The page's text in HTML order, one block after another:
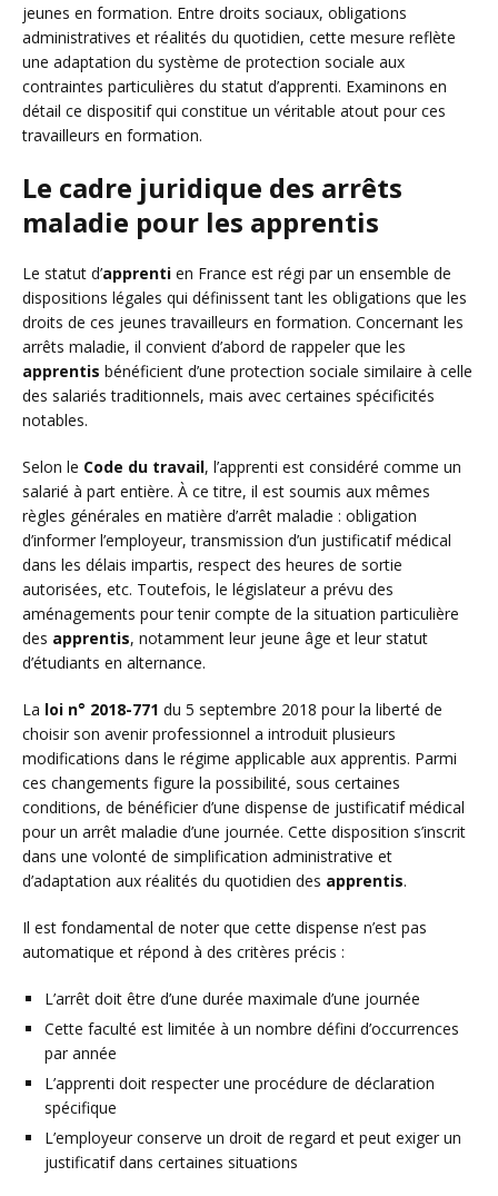
jeunes en formation. Entre droits sociaux, obligations
administratives et réalités du quotidien, cette mesure reflète
une adaptation du système de protection sociale aux
contraintes particulières du statut d’apprenti. Examinons en
détail ce dispositif qui constitue un véritable atout pour ces
travailleurs en formation.
Le cadre juridique des arrêts
maladie pour les apprentis
Le statut d’apprenti en France est régi par un ensemble de
dispositions légales qui définissent tant les obligations que les
droits de ces jeunes travailleurs en formation. Concernant les
arrêts maladie, il convient d’abord de rappeler que les
apprentis bénéficient d’une protection sociale similaire à celle
des salariés traditionnels, mais avec certaines spécificités
notables.
Selon le Code du travail, l’apprenti est considéré comme un
salarié à part entière. À ce titre, il est soumis aux mêmes
règles générales en matière d’arrêt maladie : obligation
d’informer l’employeur, transmission d’un justificatif médical
dans les délais impartis, respect des heures de sortie
autorisées, etc. Toutefois, le législateur a prévu des
aménagements pour tenir compte de la situation particulière
des apprentis, notamment leur jeune âge et leur statut
d’étudiants en alternance.
La loi n° 2018-771 du 5 septembre 2018 pour la liberté de
choisir son avenir professionnel a introduit plusieurs
modifications dans le régime applicable aux apprentis. Parmi
ces changements figure la possibilité, sous certaines
conditions, de bénéficier d’une dispense de justificatif médical
pour un arrêt maladie d’une journée. Cette disposition s’inscrit
dans une volonté de simplification administrative et
d’adaptation aux réalités du quotidien des apprentis.
Il est fondamental de noter que cette dispense n’est pas
automatique et répond à des critères précis :
L’arrêt doit être d’une durée maximale d’une journée
Cette faculté est limitée à un nombre défini d’occurrences
par année
L’apprenti doit respecter une procédure de déclaration
spécifique
L’employeur conserve un droit de regard et peut exiger un
justificatif dans certaines situations